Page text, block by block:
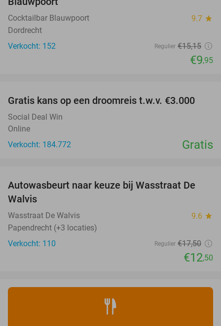
Cocktailbar Blauwpoort 9.7 star
Dordrecht
Verkocht: 152
Regulier €15,15
€9,95
Gratis kans op een droomreis t.w.v. €3.000
Social Deal Win
Online
Verkocht: 184.772
Gratis
29%
Autowasbeurt naar keuze bij Wasstraat De
Walvis
Wasstraat De Walvis 9.6 star
Papendrecht (+3 locaties)
Verkocht: 110
Regulier €17,50
€12,50